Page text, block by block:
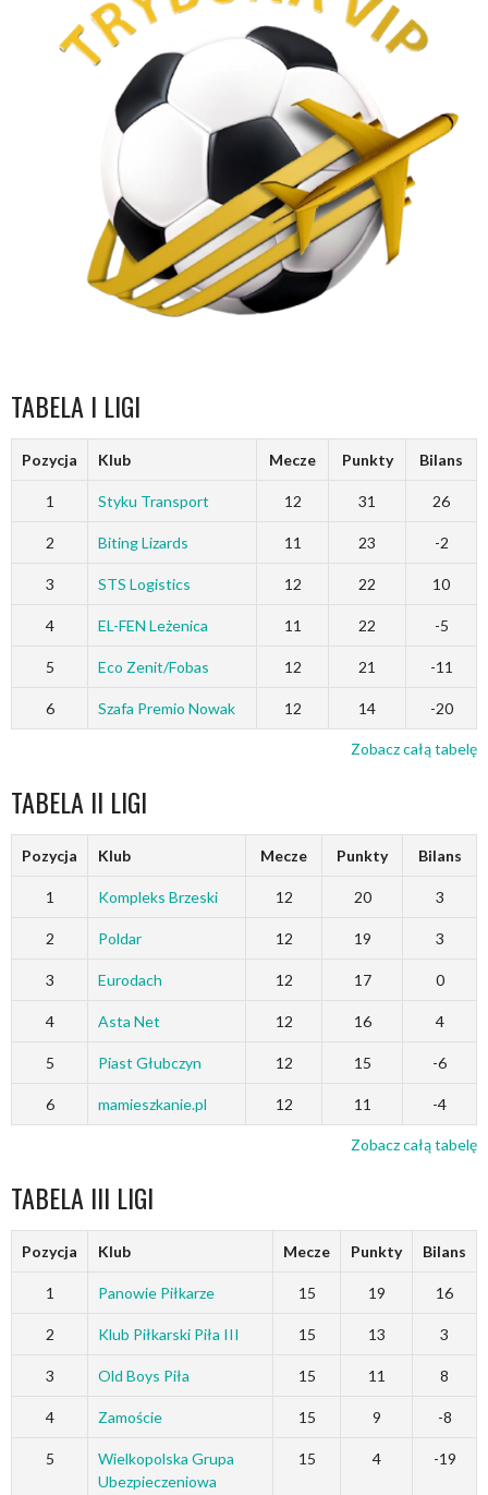
TABELA I LIGI
Pozycja Klub Mecze Punkty Bilans
1 Styku Transport 12 31 26
2 Biting Lizards 11 23 -2
3 STS Logistics 12 22 10
4 EL-FEN Leżenica 11 22 -5
5 Eco Zenit/Fobas 12 21 -11
6 Szafa Premio Nowak 12 14 -20
Zobacz całą tabelę
TABELA II LIGI
Pozycja Klub Mecze Punkty Bilans
1 Kompleks Brzeski 12 20 3
2 Poldar 12 19 3
3 Eurodach 12 17 0
4 Asta Net 12 16 4
5 Piast Głubczyn 12 15 -6
6 mamieszkanie.pl 12 11 -4
Zobacz całą tabelę
TABELA III LIGI
Pozycja Klub Mecze Punkty Bilans
1 Panowie Piłkarze 15 19 16
2 Klub Piłkarski Piła III 15 13 3
3 Old Boys Piła 15 11 8
4 Zamoście 15 9 -8
5
Wielkopolska Grupa
Ubezpieczeniowa
15 4 -19